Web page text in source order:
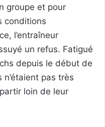
groupe et pour
conditions
l’entraîneur
un refus. Fatigué
depuis le début de
n’étaient pas très
loin de leur